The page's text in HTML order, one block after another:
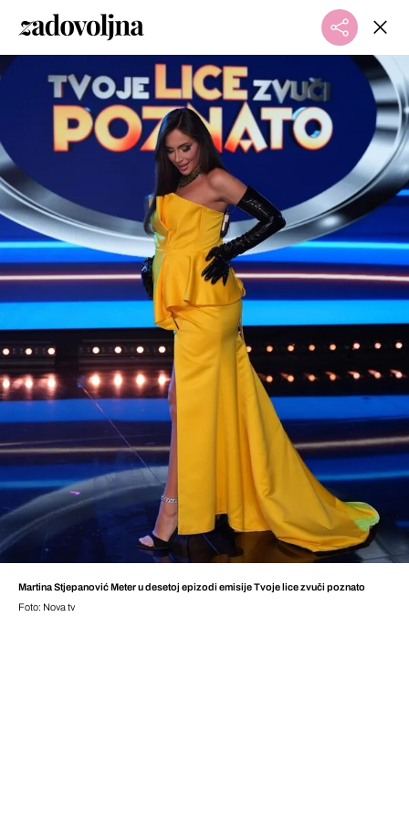
Martina Stjepanović Meter u desetoj epizodi emisije Tvoje lice zvuči poznato
Foto: Nova tv